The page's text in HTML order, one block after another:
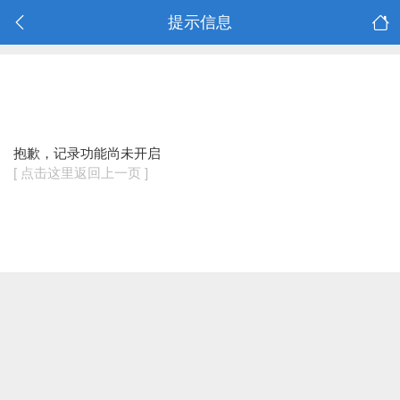
提示信息
抱歉，记录功能尚未开启
[ 点击这里返回上一页 ]